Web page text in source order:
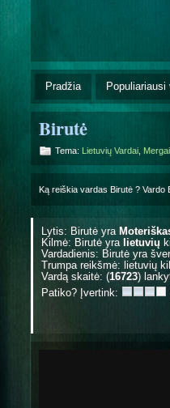
Pradžia Populiariausi
Birutė
Tema: Lietuvių Vardai
Ką reiškia vardas Birutė ? Vardo
Lytis: Birutė yra
Kilmė: Birutė yra lietuvių
Vardadienis: Birutė yra
Trumpa reikšmė: lietuvių
Vardą skaitė: (16723)
Patiko? Įvertink: